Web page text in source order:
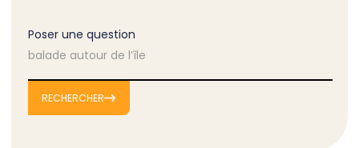
Poser une question
RECHERCHER